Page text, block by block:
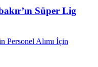
Süper Lig